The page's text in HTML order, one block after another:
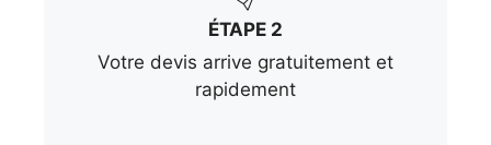
ÉTAPE 2
Votre devis arrive gratuitement et
rapidement